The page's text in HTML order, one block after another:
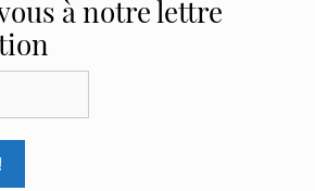
à notre lettre